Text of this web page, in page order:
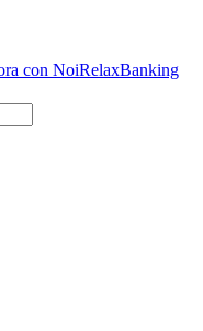
con NoiRelaxBanking